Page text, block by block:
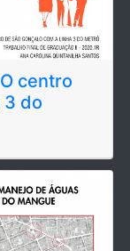
centro
3 do